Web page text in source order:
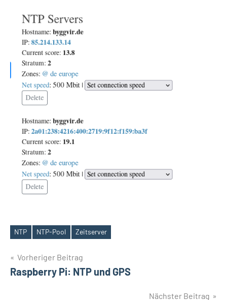
Schlagwörter
NTP NTP-Pool Zeitserver
Beitragsnavigation
Vorheriger Beitrag
Raspberry Pi: NTP und GPS
Nächster Beitrag